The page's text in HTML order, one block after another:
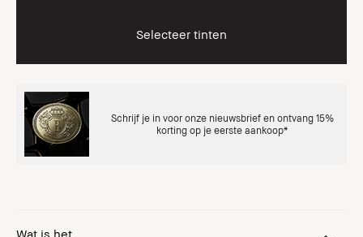
Selecteer tinten
Schrijf je in voor onze nieuwsbrief en ontvang 15%
korting op je eerste aankoop*
Wat is het